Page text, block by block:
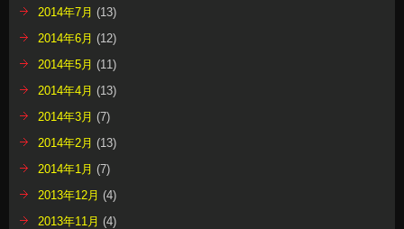
2014年7月 (13)
2014年6月 (12)
2014年5月 (11)
2014年4月 (13)
2014年3月 (7)
2014年2月 (13)
2014年1月 (7)
2013年12月 (4)
2013年11月 (4)